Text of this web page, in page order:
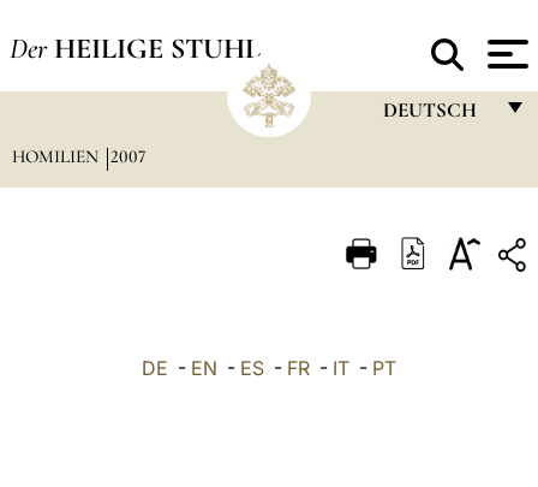
Der HEILIGE STUHL
DEUTSCH
ITALIANO
HOMILIEN 2007
DE - EN - ES - FR - IT - PT